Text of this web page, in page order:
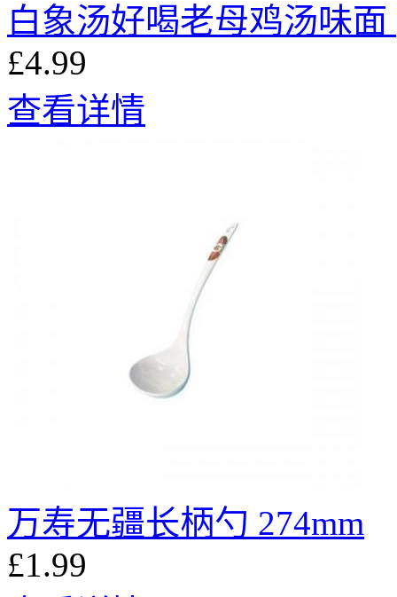
白象汤好喝老母鸡汤味面
£4.99
查看详情
万寿无疆长柄勺 274mm
£1.99